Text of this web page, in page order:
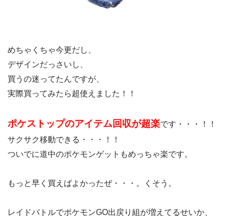
めちゃくちゃ今更だし、
デザインだっさいし、
買うの迷ってたんですが、
実際買ってみたら超使えました！！
ポケストップのアイテム回収が超楽です・・・！！
サクサク移動できる・・・！！
ついでに道中のポケモンゲットもめっちゃ楽です。
もっと早く買えばよかったぜ・・・。くそう。
レイドバトルでポケモンGO出戻り組が増えてるせいか、